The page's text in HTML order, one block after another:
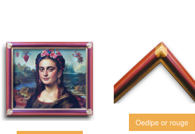
Oedipe or rouge